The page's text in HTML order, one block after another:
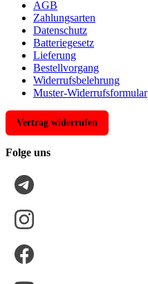
AGB
Zahlungsarten
Datenschutz
Batteriegesetz
Lieferung
Bestellvorgang
Widerrufsbelehrung
Muster-Widerrufsformular
Vertrag widerrufen
Folge uns